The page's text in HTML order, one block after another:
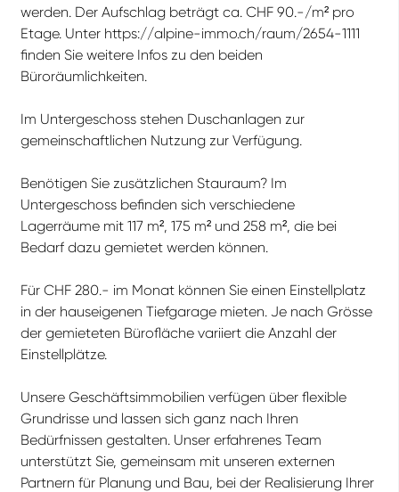
werden. Der Aufschlag beträgt ca. CHF 90.-/m² pro
Etage. Unter https://alpine-immo.ch/raum/2654-1111
finden Sie weitere Infos zu den beiden
Büroräumlichkeiten.
Im Untergeschoss stehen Duschanlagen zur
gemeinschaftlichen Nutzung zur Verfügung.
Benötigen Sie zusätzlichen Stauraum? Im
Untergeschoss befinden sich verschiedene
Lagerräume mit 117 m², 175 m² und 258 m², die bei
Bedarf dazu gemietet werden können.
Für CHF 280.- im Monat können Sie einen Einstellplatz
in der hauseigenen Tiefgarage mieten. Je nach Grösse
der gemieteten Bürofläche variiert die Anzahl der
Einstellplätze.
Unsere Geschäftsimmobilien verfügen über flexible
Grundrisse und lassen sich ganz nach Ihren
Bedürfnissen gestalten. Unser erfahrenes Team
unterstützt Sie, gemeinsam mit unseren externen
Partnern für Planung und Bau, bei der Realisierung Ihrer